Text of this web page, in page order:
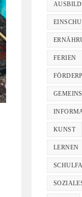
FERIEN
KUNST
LERNEN